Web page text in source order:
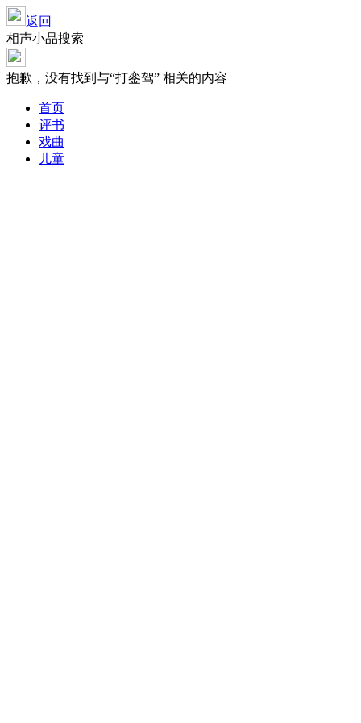
返回
相声小品搜索
抱歉，没有找到与“打銮驾” 相关的内容
首页
评书
戏曲
儿童